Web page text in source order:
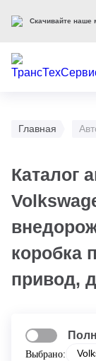
Главная
Каталог
коробка
привод,
Выбрано:
Скачивайте наше